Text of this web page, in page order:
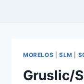
MORELOS SLM
Gruslic/